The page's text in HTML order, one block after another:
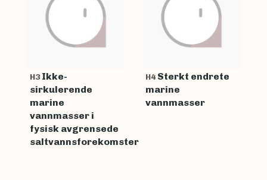
H3Ikke-
sirkulerende
marine
vannmasser i
fysisk avgrensede
saltvannsforekomster
H4 Sterkt endrete
marine
vannmasser